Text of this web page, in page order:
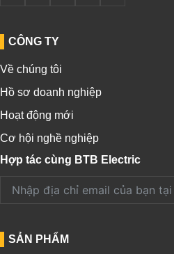
CÔNG TY
Về chúng tôi
Hồ sơ doanh nghiệp
Hoạt động mới
Cơ hội nghề nghiệp
Hợp tác cùng BTB Electric
SẢN PHẨM